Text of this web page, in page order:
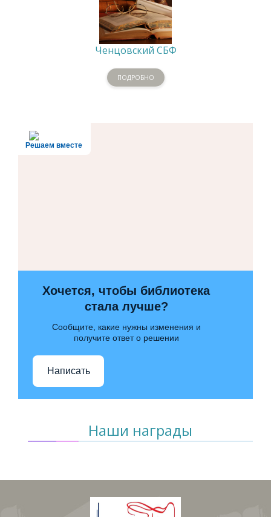
Ченцовский СБФ
ПОДРОБНО
Решаем вместе
Хочется, чтобы библиотека
стала лучше?
Сообщите, какие нужны изменения и
получите ответ о решении
Написать
Наши награды